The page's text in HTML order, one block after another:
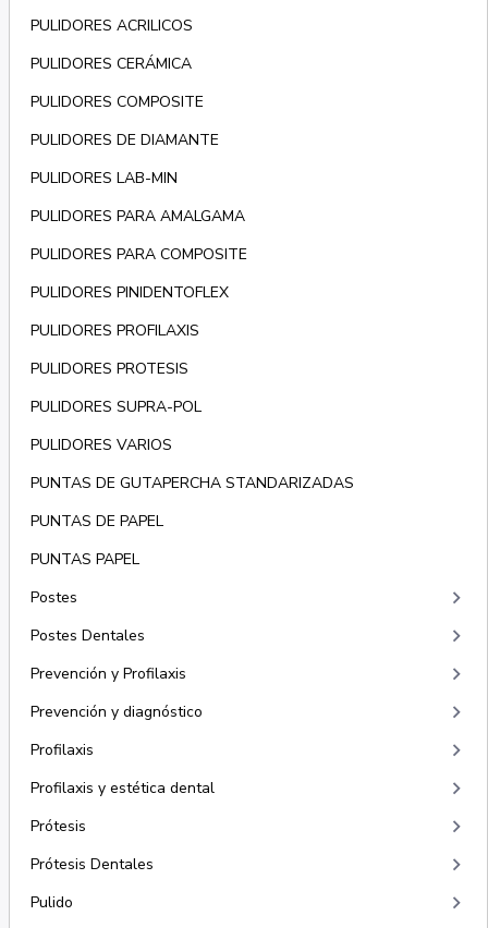
PULIDORES ACRILICOS
PULIDORES CERÁMICA
PULIDORES COMPOSITE
PULIDORES DE DIAMANTE
PULIDORES LAB-MIN
PULIDORES PARA AMALGAMA
PULIDORES PARA COMPOSITE
PULIDORES PINIDENTOFLEX
PULIDORES PROFILAXIS
PULIDORES PROTESIS
PULIDORES SUPRA-POL
PULIDORES VARIOS
PUNTAS DE GUTAPERCHA STANDARIZADAS
PUNTAS DE PAPEL
PUNTAS PAPEL
Postes
keyboard_arrow_right
Postes Dentales keyboard_arrow_right
Prevención y Profilaxis keyboard_arrow_right
Prevención y diagnóstico keyboard_arrow_right
Profilaxis keyboard_arrow_right
Profilaxis y estética dental keyboard_arrow_right
Prótesis keyboard_arrow_right
Prótesis Dentales keyboard_arrow_right
Pulido keyboard_arrow_right